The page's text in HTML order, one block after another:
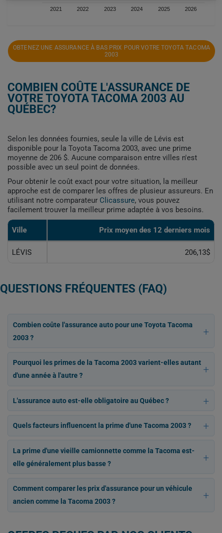
2021 2022 2023 2024 2025 2026
OBTENEZ UNE ASSURANCE À BAS PRIX POUR VOTRE TOYOTA TACOMA
2003
COMBIEN COÛTE L'ASSURANCE DE
VOTRE TOYOTA TACOMA 2003 AU
QUÉBEC?
Selon les données fournies, seule la ville de Lévis est
disponible pour la Toyota Tacoma 2003, avec une prime
moyenne de 206 $. Aucune comparaison entre villes n'est
possible avec un seul point de données.
Pour obtenir le coût exact pour votre situation, la meilleur
approche est de comparer les offres de plusieur assureurs. En
utilisant notre comparateur Clicassure, vous pouvez
facilement trouver la meilleur prime adaptée à vos besoins.
Ville Prix ​​moyen des 12 derniers mois
LÉVIS 206,13$
QUESTIONS FRÉQUENTES (FAQ)
Combien coûte l'assurance auto pour une Toyota Tacoma
2003 ?
Pourquoi les primes de la Tacoma 2003 varient-elles autant
d'une année à l'autre ?
L'assurance auto est-elle obligatoire au Québec ?
Quels facteurs influencent la prime d'une Tacoma 2003 ?
La prime d'une vieille camionnette comme la Tacoma est-
elle généralement plus basse ?
Comment comparer les prix d'assurance pour un véhicule
ancien comme la Tacoma 2003 ?